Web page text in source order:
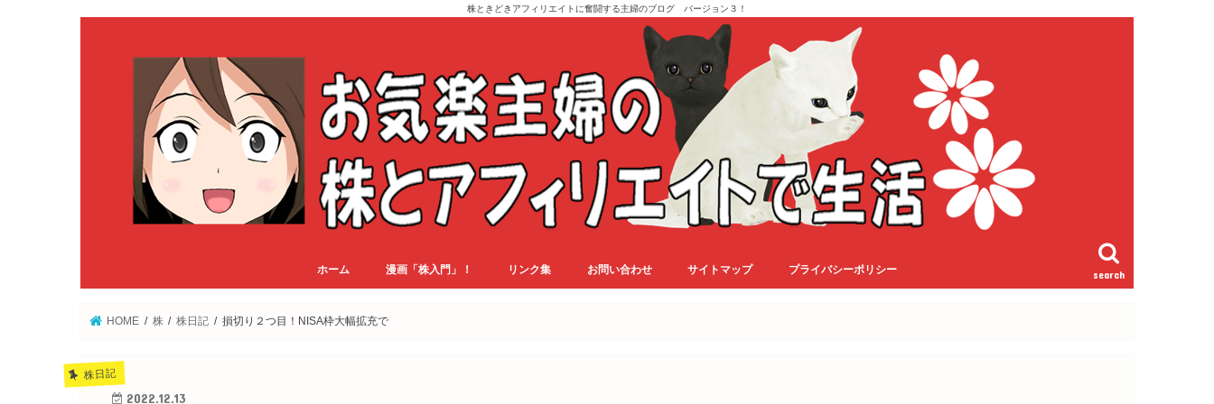
株ときどきアフィリエイトに奮闘する主婦のブログ バージョン３！
search
ホーム 漫画「株入門」！ リンク集 お問い合わせ サイトマップ プライバシーポリシー
HOME 株 株日記 損切り２つ目！NISA枠大幅拡充で
株日記
2022.12.13